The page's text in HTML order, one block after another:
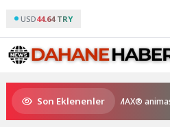
USD44.64 TRY
Son Eklenenler
Kral Türkiye’nin ilk IMAX®